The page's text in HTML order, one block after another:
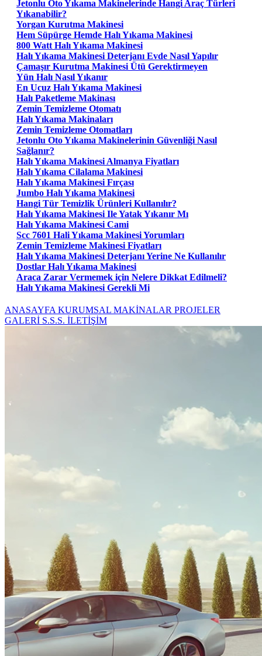
Jetonlu Oto Yıkama Makinelerinde Hangi Araç Türleri
Yıkanabilir?
Yorgan Kurutma Makinesi
Hem Süpürge Hemde Halı Yıkama Makinesi
800 Watt Halı Yıkama Makinesi
Halı Yıkama Makinesi Deterjanı Evde Nasıl Yapılır
Çamaşır Kurutma Makinesi Ütü Gerektirmeyen
Yün Halı Nasıl Yıkanır
En Ucuz Halı Yıkama Makinesi
Halı Paketleme Makinası
Zemin Temizleme Otomatı
Halı Yıkama Makinaları
Zemin Temizleme Otomatları
Jetonlu Oto Yıkama Makinelerinin Güvenliği Nasıl
Sağlanır?
Halı Yıkama Makinesi Almanya Fiyatları
Halı Yıkama Cilalama Makinesi
Halı Yıkama Makinesi Fırçası
Jumbo Halı Yıkama Makinesi
Hangi Tür Temizlik Ürünleri Kullanılır?
Halı Yıkama Makinesi Ile Yatak Yıkanır Mı
Halı Yıkama Makinesi Cami
Scc 7601 Hali Yıkama Makinesi Yorumları
Zemin Temizleme Makinesi Fiyatları
Halı Yıkama Makinesi Deterjanı Yerine Ne Kullanılır
Dostlar Halı Yıkama Makinesi
Araca Zarar Vermemek için Nelere Dikkat Edilmeli?
Halı Yıkama Makinesi Gerekli Mi
ANASAYFA KURUMSAL MAKİNALAR PROJELER
GALERİ S.S.S. İLETİŞİM